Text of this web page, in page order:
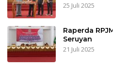
25 Juli 2025
Raperda
Seruyan
21 Juli 2025